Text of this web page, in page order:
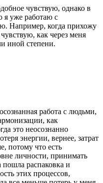
чувствую, однако в
я уже работаю с
Например, когда прихожу
как через меня
иной степени.
работа с людьми,
как
это неосознанно
энергии, вернее, затрат
потому что есть
личности, принимать
пошла распаковка и
этих процессов,